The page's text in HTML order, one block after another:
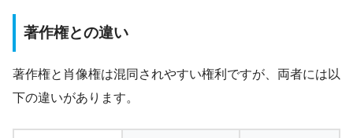
著作権との違い
著作権と肖像権は混同されやすい権利ですが、両者には以
下の違いがあります。